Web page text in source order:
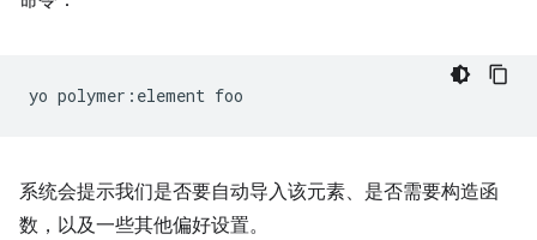
yo polymer:element
系统会提示我们是否要自动导入该元素、是否需要构造函
数，以及一些其他偏好设置。